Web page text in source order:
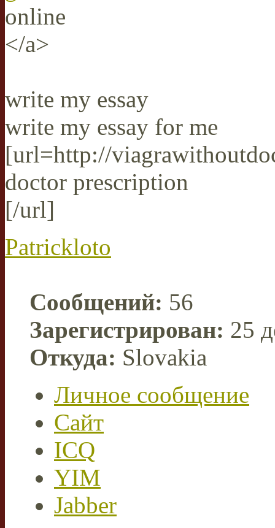
online
</a>
write my essay
write my essay for me
[url=http://
doctor prescription
[/url]
Patrickloto
Сообщений: 56
Зарегистрирован: 25
Откуда: Slovakia
Личное сообщение
Сайт
ICQ
YIM
Jabber